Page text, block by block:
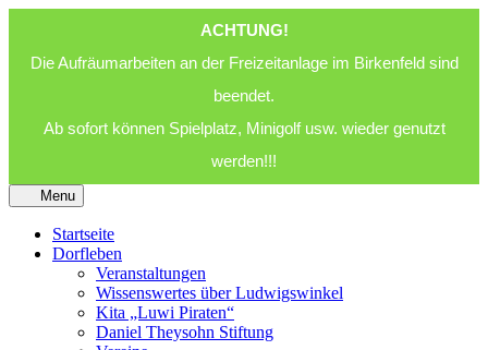
ACHTUNG!
Die Aufräumarbeiten an der Freizeitanlage im Birkenfeld sind
beendet.
Ab sofort können Spielplatz, Minigolf usw. wieder genutzt
werden!!!
Menu
Startseite
Dorfleben
Veranstaltungen
Wissenswertes über Ludwigswinkel
Kita „Luwi Piraten“
Daniel Theysohn Stiftung